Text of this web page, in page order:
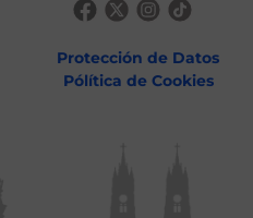
Protección de Datos
Pólítica de Cookies